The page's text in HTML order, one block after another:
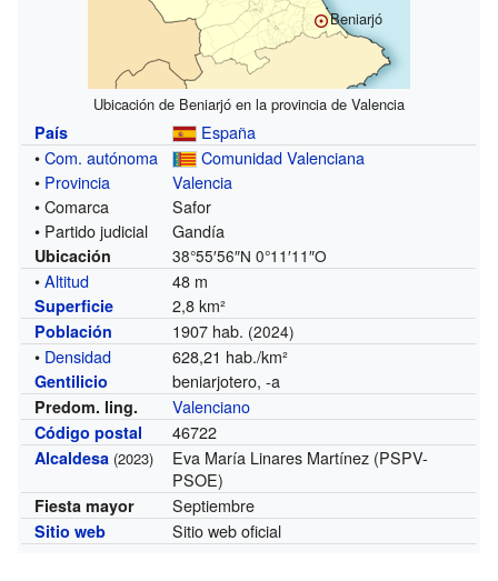
Beniarjó
Ubicación de Beniarjó en la provincia de Valencia
País
España
•Com. autónoma
Comunidad Valenciana
• Provincia
Valencia
• Comarca
Safor
• Partido judicial
Gandía
Ubicación 38°55′56″N 0°11′11″O
•Altitud 48 m
Superficie 2,8 km²
Población 1907 hab. (2024)
• Densidad 628,21 hab./km²
Gentilicio beniarjotero, -a
Predom. ling. Valenciano
Código postal 46722
Alcaldesa (2023)
Eva María Linares Martínez (PSPV-
PSOE)
Fiesta mayor Septiembre
Sitio web Sitio web oficial